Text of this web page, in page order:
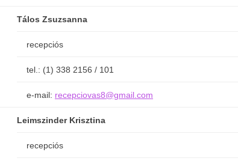
Tálos Zsuzsanna
recepciós
tel.: (1) 338 2156 / 101
e-mail: recepciovas8@gmail.com
Leimszinder Krisztina
recepciós